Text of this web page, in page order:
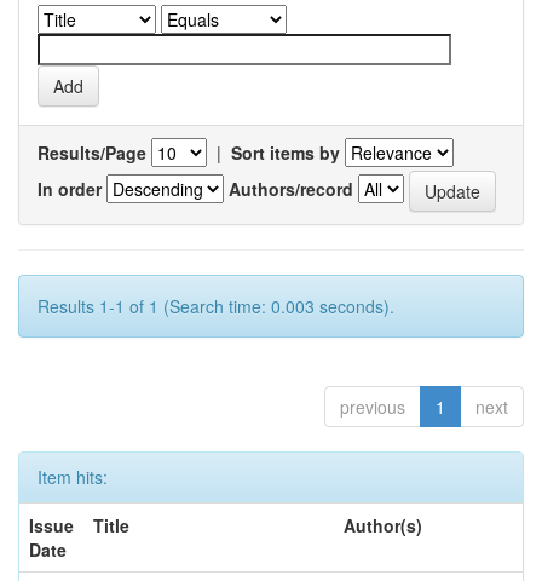
Results/Page | Sort items by
In order
Authors/record
Results 1-1 of 1 (Search time: 0.003 seconds).
previous 1 next
Item hits:
Issue
Date
Title Author(s)